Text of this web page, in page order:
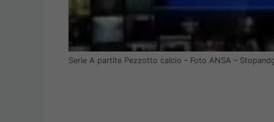
Serie A partite Pezzotto calcio – Foto ANSA –